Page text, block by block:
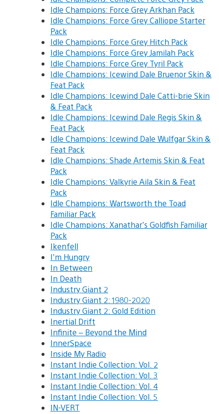
Idle Champions: Force Grey Arkhan Pack
Idle Champions: Force Grey Calliope Starter
Pack
Idle Champions: Force Grey Hitch Pack
Idle Champions: Force Grey Jamilah Pack
Idle Champions: Force Grey Tyril Pack
Idle Champions: Icewind Dale Bruenor Skin &
Feat Pack
Idle Champions: Icewind Dale Catti-brie Skin
& Feat Pack
Idle Champions: Icewind Dale Regis Skin &
Feat Pack
Idle Champions: Icewind Dale Wulfgar Skin &
Feat Pack
Idle Champions: Shade Artemis Skin & Feat
Pack
Idle Champions: Valkyrie Aila Skin & Feat
Pack
Idle Champions: Wartsworth the Toad
Familiar Pack
Idle Champions: Xanathar’s Goldfish Familiar
Pack
Ikenfell
I’m Hungry
In Between
In Death
Industry Giant 2
Industry Giant 2: 1980-2020
Industry Giant 2: Gold Edition
Inertial Drift
Infinite – Beyond the Mind
InnerSpace
Inside My Radio
Instant Indie Collection: Vol. 2
Instant Indie Collection: Vol. 3
Instant Indie Collection: Vol. 4
Instant Indie Collection: Vol. 5
IN-VERT